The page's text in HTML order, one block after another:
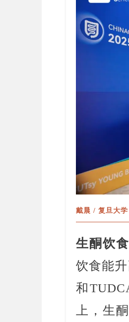
戴晨 / 复旦大学
生酮饮
饮食能
和
上，生